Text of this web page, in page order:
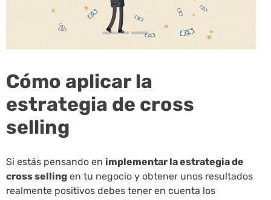
Cómo aplicar la
estrategia de cross
selling
Si estás pensando en implementar la estrategia de
cross selling en tu negocio y obtener unos resultados
realmente positivos debes tener en cuenta los